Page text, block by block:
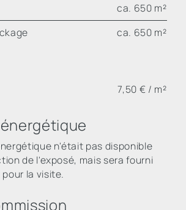
ca. 650 m²
ca. 650 m²
7,50 € / m²
n'était pas disponible
de l'exposé, mais sera fourni
la visite.